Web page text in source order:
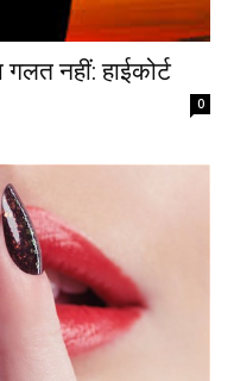
गलत नहीं: हाईकोर्ट
0